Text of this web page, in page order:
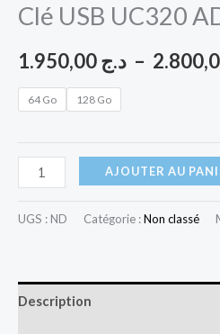
Clé USB UC320
د.ج –
64 Go 128 Go
AJOUTER AU
UGS : ND Catégorie :Non classé
Description